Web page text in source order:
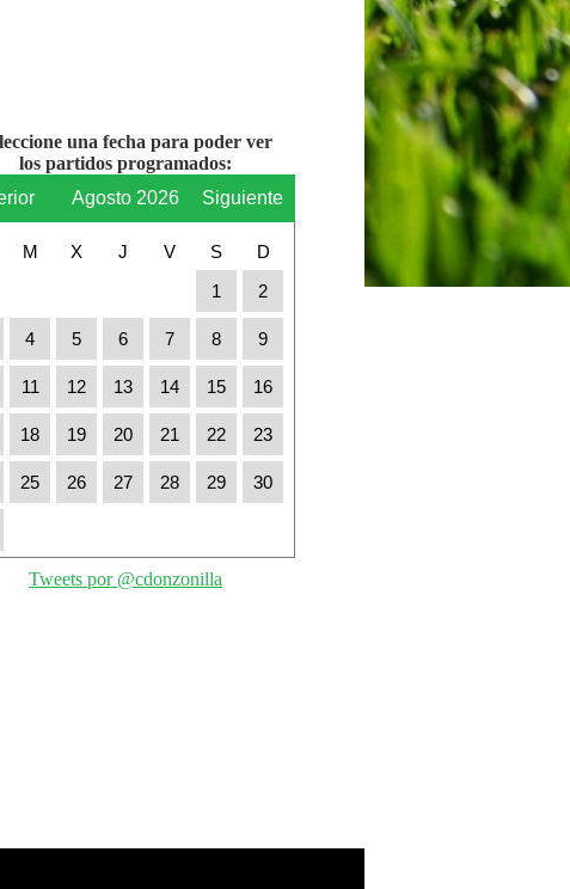
una fecha para poder ver
los partidos programados:
Agosto 2026 Siguiente
M X J V S
D
1
2
4 5 6 7 8 9
11 12 13 14 15 16
18 19 20 21 22 23
25 26 27 28 29 30
Tweets por @cdonzonilla